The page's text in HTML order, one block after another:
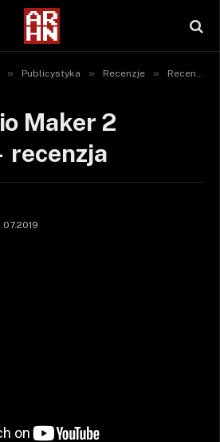
» Publicystyka » Recenzje » Recenzje gier
Maker 2